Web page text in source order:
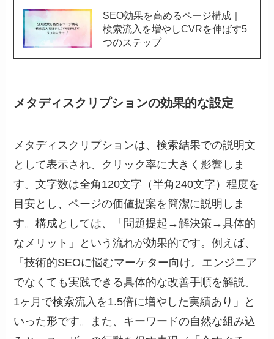
SEO効果を高めるページ構成｜
検索流入を増やしCVRを伸ばす5
つのステップ
メタディスクリプションの効果的な設定
メタディスクリプションは、検索結果での説明文
として表示され、クリック率に大きく影響しま
す。文字数は全角120文字（半角240文字）程度を
目安とし、ページの価値提案を簡潔に説明しま
す。構成としては、「問題提起→解決策→具体的
なメリット」という流れが効果的です。例えば、
「技術的SEOに悩むマーケター向け。エンジニア
でなくても実践できる具体的な改善手順を解説。
1ヶ月で検索流入を1.5倍に増やした実績あり」と
いった形です。また、キーワードの自然な組み込